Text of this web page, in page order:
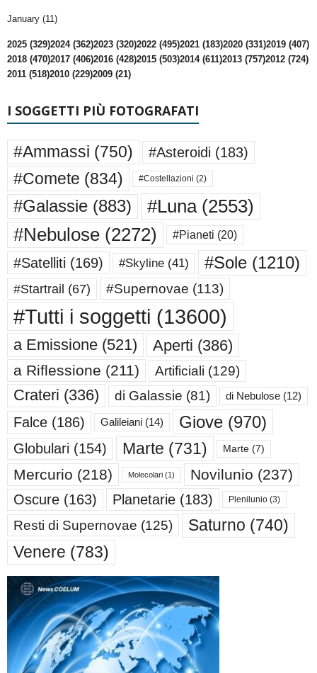
January (11)
2025 (329)2024 (362)2023 (320)2022 (495)2021 (183)2020 (331)2019 (407)
2018 (470)2017 (406)2016 (428)2015 (503)2014 (611)2013 (757)2012 (724)
2011 (518)2010 (229)2009 (21)
I SOGGETTI PIÙ FOTOGRAFATI
#Ammassi (750) #Asteroidi (183)
#Comete (834) #Costellazioni (2)
#Galassie (883) #Luna(2553)
#Nebulose (2272) #Pianeti (20)
#Satelliti (169) #Skyline (41) #Sole (1210)
#Startrail (67) #Supernovae (113)
#Tutti i soggetti (13600)
a Emissione (521) Aperti (386)
a Riflessione (211) Artificiali (129)
Crateri (336) di Galassie (81) di Nebulose (12)
Falce (186) Galileiani (14) Giove (970)
Globulari (154) Marte (731) Marte (7)
Mercurio (218) Molecolari (1) Novilunio (237)
Oscure (163) Planetarie (183) Plenilunio (3)
Resti di Supernovae (125) Saturno (740)
Venere (783)